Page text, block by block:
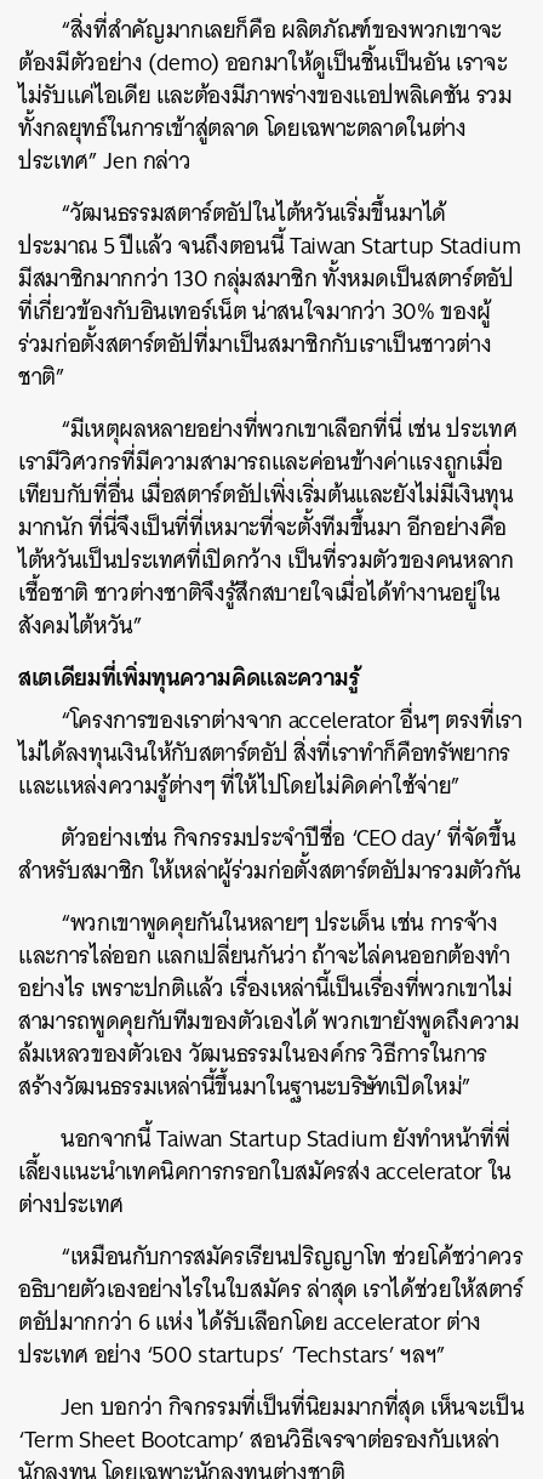
“สิ่งที่สำคัญมากเลยก็คือ ผลิตภัณฑ์ของพวกเขาจะ
ต้องมีตัวอย่าง (demo) ออกมาให้ดูเป็นชิ้นเป็นอัน เราจะ
ไม่รับแค่ไอเดีย และต้องมีภาพร่างของแอปพลิเคชัน รวม
ทั้งกลยุทธ์ในการเข้าสู่ตลาด โดยเฉพาะตลาดในต่าง
ประเทศ” Jen กล่าว
“วัฒนธรรมสตาร์ตอัปในไต้หวันเริ่มขึ้นมาได้
ประมาณ 5 ปีแล้ว จนถึงตอนนี้ Taiwan Startup Stadium
มีสมาชิกมากกว่า 130 กลุ่มสมาชิก ทั้งหมดเป็นสตาร์ตอัป
ที่เกี่ยวข้องกับอินเทอร์เน็ต น่าสนใจมากว่า 30% ของผู้
ร่วมก่อตั้งสตาร์ตอัปที่มาเป็นสมาชิกกับเราเป็นชาวต่าง
ชาติ”
“มีเหตุผลหลายอย่างที่พวกเขาเลือกที่นี่ เช่น ประเทศ
เรามีวิศวกรที่มีความสามารถและค่อนข้างค่าแรงถูกเมื่อ
เทียบกับที่อื่น เมื่อสตาร์ตอัปเพิ่งเริ่มต้นและยังไม่มีเงินทุน
มากนัก ที่นี่จึงเป็นที่ที่เหมาะที่จะตั้งทีมขึ้นมา อีกอย่างคือ
ไต้หวันเป็นประเทศที่เปิดกว้าง เป็นที่รวมตัวของคนหลาก
เชื้อชาติ ชาวต่างชาติจึงรู้สึกสบายใจเมื่อได้ทำงานอยู่ใน
สังคมไต้หวัน”
สเตเดียมที่เพิ่มทุนความคิดและความรู้
“โครงการของเราต่างจาก accelerator อื่นๆ ตรงที่เรา
ไม่ได้ลงทุนเงินให้กับสตาร์ตอัป สิ่งที่เราทำก็คือทรัพยากร
และแหล่งความรู้ต่างๆ ที่ให้ไปโดยไม่คิดค่าใช้จ่าย”
ตัวอย่างเช่น กิจกรรมประจำปีชื่อ ‘CEO day’ ที่จัดขึ้น
สำหรับสมาชิก ให้เหล่าผู้ร่วมก่อตั้งสตาร์ตอัปมารวมตัวกัน
“พวกเขาพูดคุยกันในหลายๆ ประเด็น เช่น การจ้าง
และการไล่ออก แลกเปลี่ยนกันว่า ถ้าจะไล่คนออกต้องทำ
อย่างไร เพราะปกติแล้ว เรื่องเหล่านี้เป็นเรื่องที่พวกเขาไม่
สามารถพูดคุยกับทีมของตัวเองได้ พวกเขายังพูดถึงความ
ล้มเหลวของตัวเอง วัฒนธรรมในองค์กร วิธีการในการ
สร้างวัฒนธรรมเหล่านี้ขึ้นมาในฐานะบริษัทเปิดใหม่”
นอกจากนี้ Taiwan Startup Stadium ยังทำหน้าที่พี่
เลี้ยงแนะนำเทคนิคการกรอกใบสมัครส่ง accelerator ใน
ต่างประเทศ
“เหมือนกับการสมัครเรียนปริญญาโท ช่วยโค้ชว่าควร
อธิบายตัวเองอย่างไรในใบสมัคร ล่าสุด เราได้ช่วยให้สตาร์
ตอัปมากกว่า 6 แห่ง ได้รับเลือกโดย accelerator ต่าง
ประเทศ อย่าง ‘500 startups’ ‘Techstars’ ฯลฯ”
Jen บอกว่า กิจกรรมที่เป็นที่นิยมมากที่สุด เห็นจะเป็น
‘Term Sheet Bootcamp’ สอนวิธีเจรจาต่อรองกับเหล่า